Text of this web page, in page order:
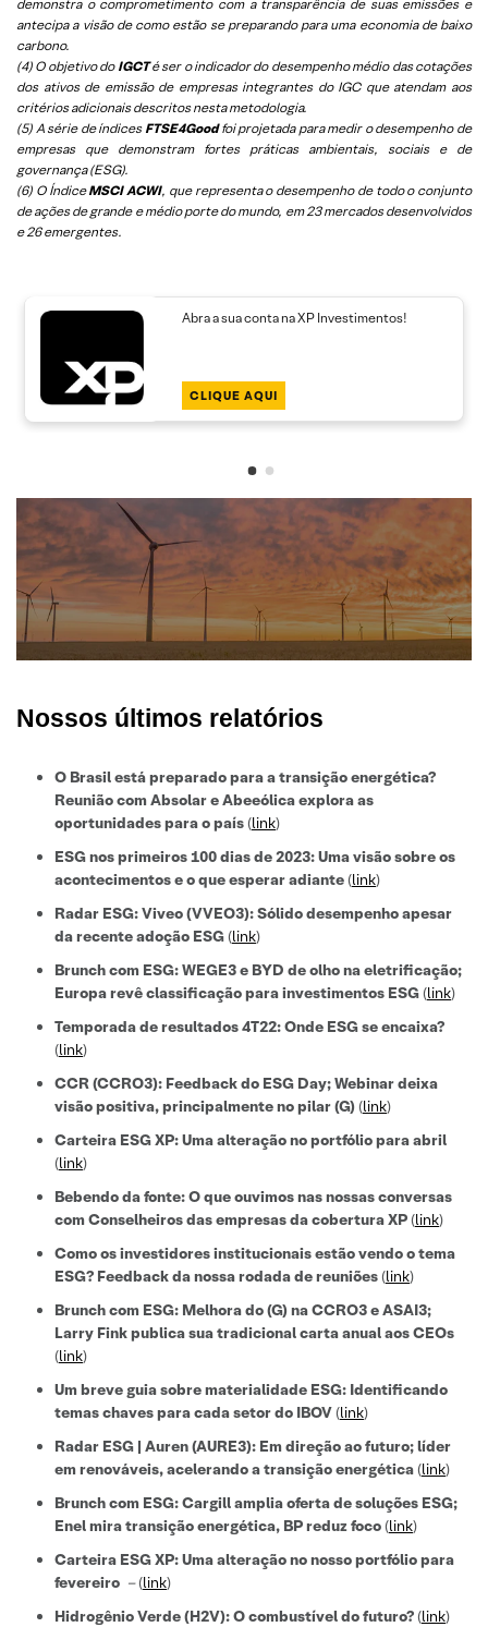
demonstra o comprometimento com a transparência de suas emissões e
antecipa a visão de como estão se preparando para uma economia de baixo
carbono.
(4) O objetivo do IGCTé ser o indicador do desempenho médio das cotações
dos ativos de emissão de empresas integrantes do IGC que atendam aos
critérios adicionais descritos nesta metodologia.
(5) A série de índices FTSE4Goodfoi projetada para medir o desempenho de
empresas que demonstram fortes práticas ambientais, sociais e de
governança (ESG).
(6) O ÍndiceMSCI ACWI, que representa o desempenho de todo o conjunto
de ações de grande e médio porte do mundo, em 23 mercados desenvolvidos
e 26 emergentes.
Abra a sua conta na XP Investimentos!
CLIQUE AQUI
Nossos últimos relatórios
O Brasil está preparado para a transição energética?
Reunião com Absolar e Abeeólica explora as
oportunidades para o país(link)
ESG nos primeiros 100 dias de 2023: Uma visão sobre os
acontecimentos e o que esperar adiante(link)
Radar ESG: Viveo (VVEO3): Sólido desempenho apesar
da recente adoção ESG(link)
Brunch com ESG: WEGE3 e BYD de olho na eletrificação;
Europa revê classificação para investimentos ESG(link)
Temporada de resultados 4T22: Onde ESG se encaixa?
(link)
CCR (CCRO3): Feedback do ESG Day; Webinar deixa
visão positiva, principalmente no pilar (G)(link)
Carteira ESG XP: Uma alteração no portfólio para abril
(link)
Bebendo da fonte: O que ouvimos nas nossas conversas
com Conselheiros das empresas da cobertura XP(link)
Como os investidores institucionais estão vendo o tema
ESG? Feedback da nossa rodada de reuniões(link)
Brunch com ESG: Melhora do (G) na CCRO3 e ASAI3;
Larry Fink publica sua tradicional carta anual aos CEOs
(link)
Um breve guia sobre materialidade ESG: Identificando
temas chaves para cada setor do IBOV(link)
Radar ESG | Auren (AURE3): Em direção ao futuro; líder
em renováveis, acelerando a transição energética(link)
Brunch com ESG: Cargill amplia oferta de soluções ESG;
Enel mira transição energética, BP reduz foco(link)
Carteira ESG XP: Uma alteração no nosso portfólio para
fevereiro –(link)
Hidrogênio Verde (H2V): O combustível do futuro?(link)